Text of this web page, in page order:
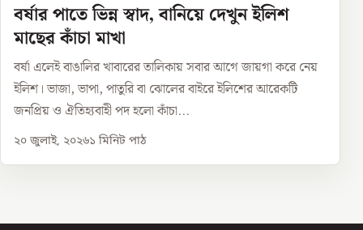
বর্ষার পাতে ভিন্ন স্বাদ, বানিয়ে দেখুন ইলিশ
মাছের কাঁচা মাখা
বর্ষা এলেই বাঙালির খাবারের তালিকায় সবার আগে জায়গা করে নেয়
ইলিশ। ভাজা, ভাপা, পাতুরি বা ঝোলের বাইরে ইলিশের আরেকটি
জনপ্রিয় ও ঐতিহ্যবাহী পদ হলো কাঁচা...
২০ জুলাই, ২০২৬১ মিনিট পাঠ